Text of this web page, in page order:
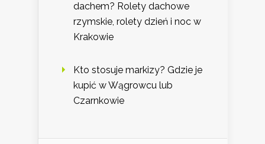
dachem? Rolety dachowe
rzymskie, rolety dzień i noc w
Krakowie
Kto stosuje markizy? Gdzie je
kupić w Wągrowcu lub
Czarnkowie